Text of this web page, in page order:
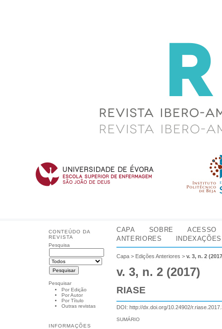
CONTEÚDO DA
REVISTA
Pesquisa
Pesquisar
Por Edição
Por Autor
Por Título
Outras revistas
INFORMAÇÕES
CAPA SOBRE
ACESSO
ANTERIORES
INDEXAÇÕES
Capa > Edições Anteriores >v. 3, n. 2
v. 3, n. 2 (2017)
RIASE
DOI:http://dx.doi.org/10.24902/
SUMÁRIO